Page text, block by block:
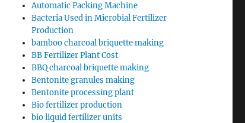
Automatic Packing Machine
Bacteria Used in Microbial Fertilizer
Production
bamboo charcoal briquette making
BB Fertilizer Plant Cost
BBQ charcoal briquette making
Bentonite granules making
Bentonite processing plant
Bio fertilizer production
bio liquid fertilizer units